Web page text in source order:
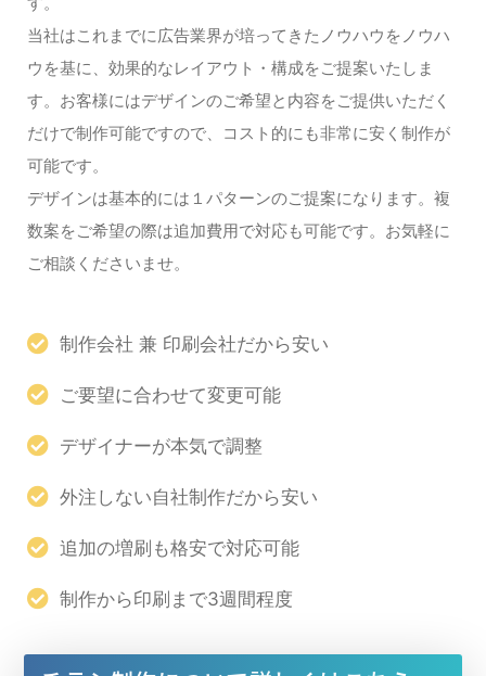
当社はこれまでに広告業界が培ってきたノウハウをノウハ
ウを基に、効果的なレイアウト・構成をご提案いたしま
す。お客様にはデザインのご希望と内容をご提供いただく
だけで制作可能ですので、コスト的にも非常に安く制作が
可能です。
デザインは基本的には１パターンのご提案になります。複
数案をご希望の際は追加費用で対応も可能です。お気軽に
ご相談くださいませ。
制作会社 兼 印刷会社だから安い
ご要望に合わせて変更可能
デザイナーが本気で調整
外注しない自社制作だから安い
追加の増刷も格安で対応可能
制作から印刷まで3週間程度